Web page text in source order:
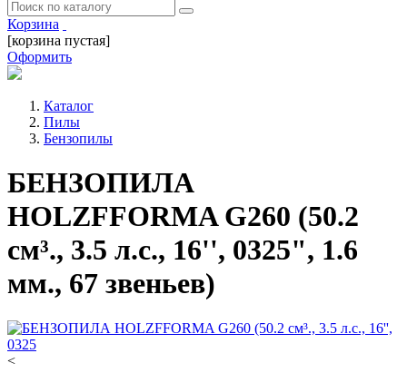
Корзина
[корзина пустая]
Оформить
Каталог
Пилы
Бензопилы
БЕНЗОПИЛА
HOLZFFORMA G260 (50.2
см³., 3.5 л.с., 16'', 0325", 1.6
мм., 67 звеньев)
<